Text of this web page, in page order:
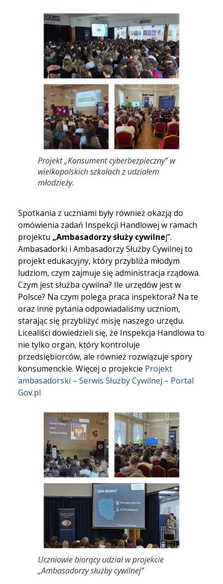
Projekt „Konsument cyberbezpieczny” w
wielkopolskich szkołach z udziałem
młodzieży.
Spotkania z uczniami były również okazją do
omówienia zadań Inspekcji Handlowej w ramach
projektu „Ambasadorzy służy cywilnej”.
Ambasadorki i Ambasadorzy Służby Cywilnej to
projekt edukacyjny, który przybliża młodym
ludziom, czym zajmuje się administracja rządowa.
Czym jest służba cywilna? Ile urzędów jest w
Polsce? Na czym polega praca inspektora? Na te
oraz inne pytania odpowiadaliśmy uczniom,
starając się przybliżyć misję naszego urzędu.
Licealiści dowiedzieli się, że Inspekcja Handlowa to
nie tylko organ, który kontroluje
przedsiębiorców, ale również rozwiązuje spory
konsumenckie. Więcej o projekcie Projekt
ambasadorski – Serwis Służby Cywilnej – Portal
Gov.pl
Uczniowie biorący udział w projekcie
„Ambasadorzy służby cywilnej”